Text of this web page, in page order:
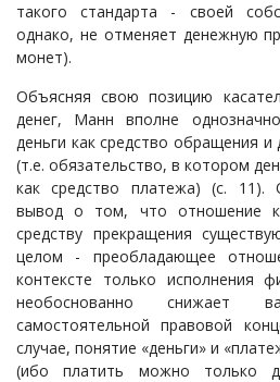
такого стандарта - своей
однако, не отменяет денежную
монет).
Объясняя свою позицию
денег, Манн вполне
деньги как средство обращения
(т.е. обязательство, в котором
как средство платежа) (с. 11).
вывод о том, что отношение
средству прекращения
целом - преобладающее
контексте только исполнения
необоснованно снижает
самостоятельной правовой
случае, понятие «деньги» и
(ибо платить можно только